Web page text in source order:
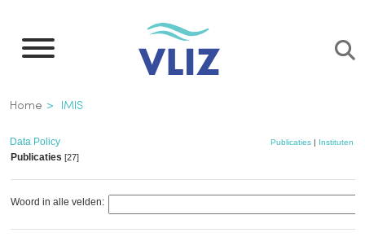
naar
inhoud
gaan
Kruimelpad
Home IMIS
Data Policy Publicaties | Instituten
Publicaties [27]
Woord in alle velden: